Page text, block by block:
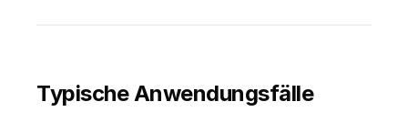
Typische Anwendungsfälle